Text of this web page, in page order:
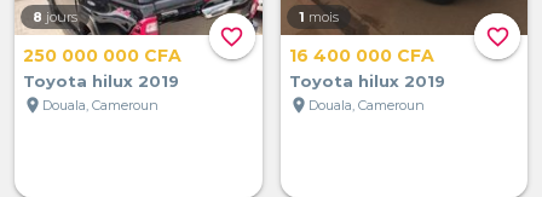
favorite_border
8 jours
250 000 000 CFA
Toyota hilux 2019
location_on Douala, Cameroun
favorite_border
1 mois
16 400 000 CFA
Toyota hilux 2019
location_on Douala, Cameroun